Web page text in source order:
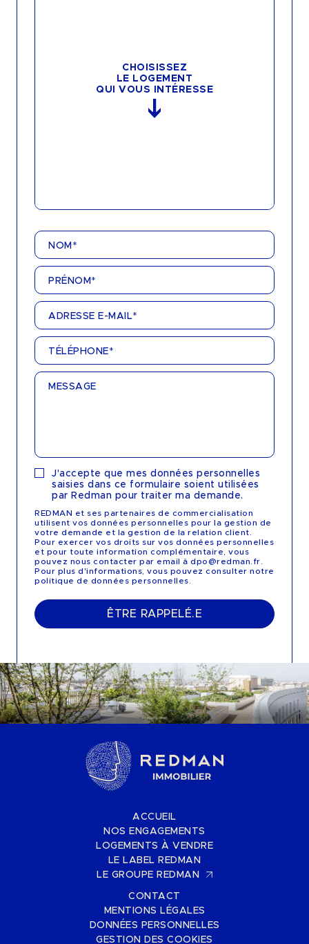
CHOISISSEZ
LE LOGEMENT
QUI VOUS INTÉRESSE
NOM*
PRÉNOM*
ADRESSE E-MAIL*
TÉLÉPHONE*
MESSAGE
J'accepte que mes données personnelles
saisies dans ce formulaire soient utilisées
par Redman pour traiter ma demande.
REDMAN et ses partenaires de commercialisation
utilisent vos données personnelles pour la gestion de
votre demande et la gestion de la relation client.
Pour exercer vos droits sur vos données personnelles
et pour toute information complémentaire, vous
pouvez nous contacter par email à dpo@redman.fr.
Pour plus d'informations, vous pouvez consulter notre
politique de données personnelles.
ÊTRE RAPPELÉ.E
ACCUEIL
NOS ENGAGEMENTS
LOGEMENTS À VENDRE
LE LABEL REDMAN
LE GROUPE REDMAN
CONTACT
MENTIONS LÉGALES
DONNÉES PERSONNELLES
GESTION DES COOKIES